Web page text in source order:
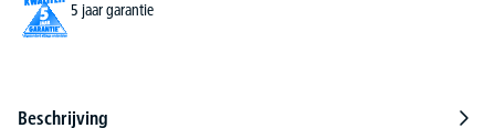
5 jaar garantie
Beschrijving